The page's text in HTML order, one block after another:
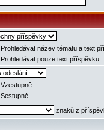
Prohledávat název tématu a text
Prohledávat pouze text příspěvku
Vzestupně
Sestupně
znaků z